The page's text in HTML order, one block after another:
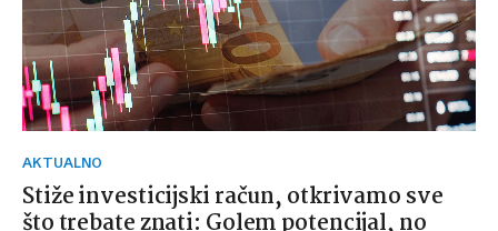
AKTUALNO
Stiže investicijski račun, otkrivamo sve
što trebate znati: Golem potencijal, no